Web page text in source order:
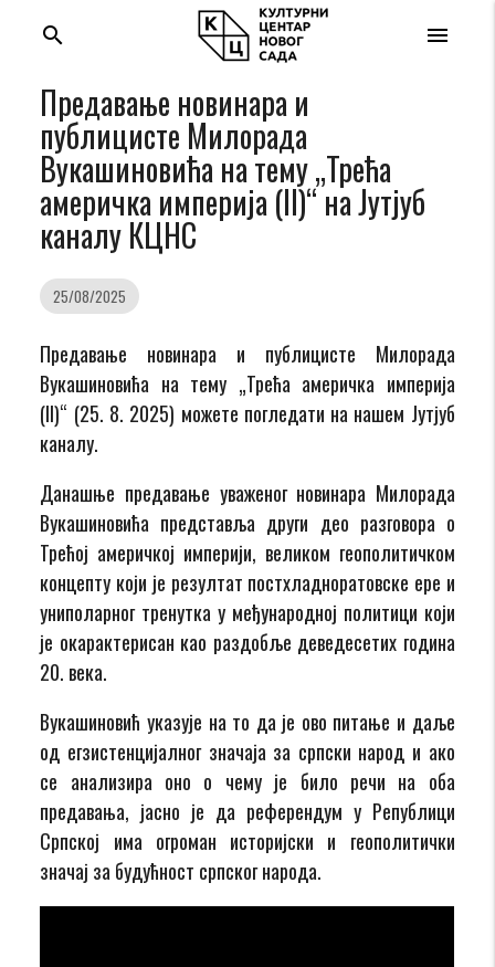
menu
search
Предавање новинара и
публицисте Милорада
Вукашиновића на тему „Трећа
америчка империја (II)“ на Јутјуб
каналу КЦНС
25/08/2025
Предавање новинара и публицисте Милорада
Вукашиновића на тему „Трећа америчка империја
(II)“ (25. 8. 2025) можете погледати на нашем Јутјуб
каналу.
Данашње предавање уваженог новинара Милорада
Вукашиновића представља други део разговора о
Трећој америчкој империји, великом геополитичком
концепту који је резултат постхладноратовске ере и
униполарног тренутка у међународној политици који
је окарактерисан као раздобље деведесетих година
20. века.
Вукашиновић указује на то да је ово питање и даље
од егзистенцијалног значаја за српски народ и ако
се анализира оно о чему је било речи на оба
предавања, јасно је да референдум у Републици
Српској има огроман историјски и геополитички
значај за будућност српског народа.